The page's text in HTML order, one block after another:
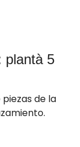
plantà 5
de la